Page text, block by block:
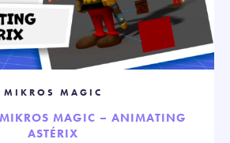
MIKROS MAGIC
MAGIC – ANIMATING
ASTÉRIX